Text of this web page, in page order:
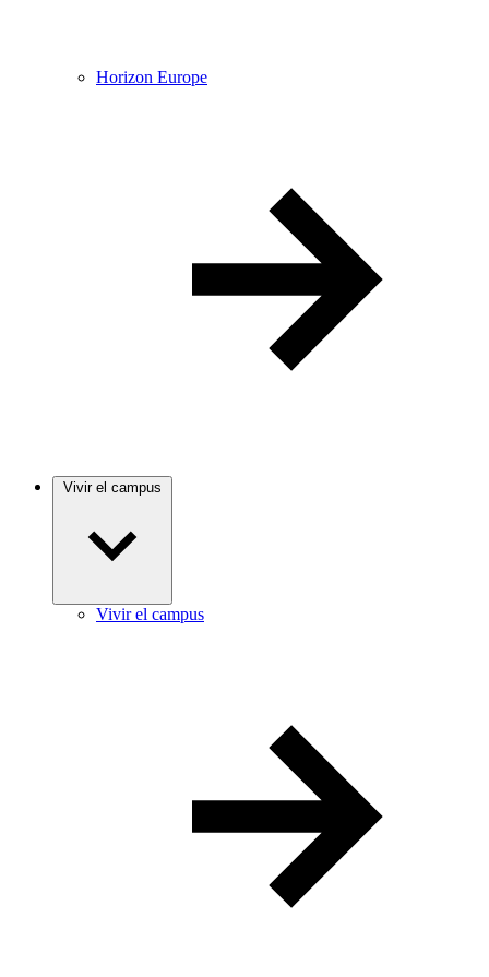
Horizon Europe
Vivir el campus
Vivir el campus